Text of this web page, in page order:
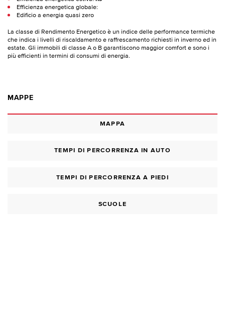
Efficienza energetica globale:
Edificio a energia quasi zero
La classe di Rendimento Energetico è un indice delle performance termiche
che indica i livelli di riscaldamento e raffrescamento richiesti in inverno ed in
estate. Gli immobili di classe A o B garantiscono maggior comfort e sono i
più efficienti in termini di consumi di energia.
MAPPE
MAPPA
TEMPI DI PERCORRENZA IN AUTO
TEMPI DI PERCORRENZA A PIEDI
SCUOLE